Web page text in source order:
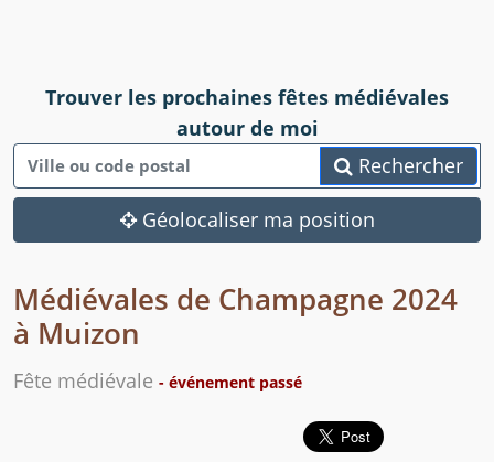
Trouver les prochaines fêtes médiévales
autour de moi
Rechercher
Géolocaliser ma position
Médiévales de Champagne 2024
à Muizon
Fête médiévale - événement passé